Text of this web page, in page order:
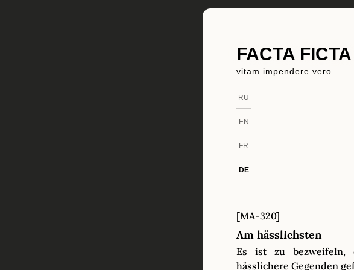
FACTA FICTA
vitam impendere vero
RU
EN
FR
DE
[MA-320]
Am hässlichsten
Es ist zu bezweifeln,
hässlichere Gegenden